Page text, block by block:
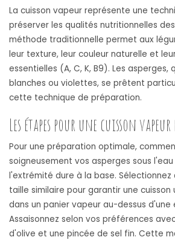
La cuisson vapeur représente une
préserver les qualités nutritionnelles
méthode traditionnelle permet aux
leur texture, leur couleur naturelle et
essentielles (A, C, K, B9). Les asperges,
blanches ou violettes, se prêtent
cette technique de préparation.
Les étapes pour une cuisson vapeur
Pour une préparation optimale,
soigneusement vos asperges sous
l'extrémité dure à la base. Sélectionnez
taille similaire pour garantir une cuisson
dans un panier vapeur au-dessus d'une
Assaisonnez selon vos préférences
d'olive et une pincée de sel fin. Cette